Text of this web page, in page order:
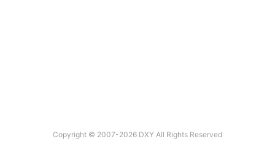
Copyright © 2007-2026 DXY All Rights Reserved